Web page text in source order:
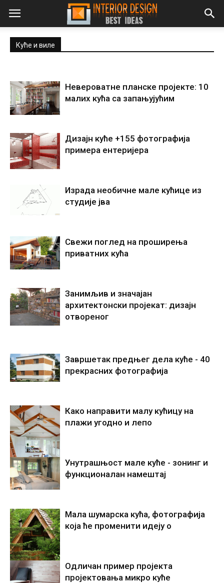
Куће и виле
Невероватне планске пројекте: 10
малих кућа са запањујућим
Дизајн куће +155 фотографија
примера ентеријера
Израда необичне мале кућице из
студије јва
Свежи поглед на проширења
приватних кућа
Занимљив и значајан
архитектонски пројекат: дизајн
отвореног
Завршетак предњег дела куће - 40
прекрасних фотографија
Како направити малу кућицу на
плажи угодно и лепо
Унутрашњост мале куће - зонинг и
функционалан намештај
Мала шумарска кућа, фотографија
која ће променити идеју о
Одличан пример пројекта
пројектовања микро куће